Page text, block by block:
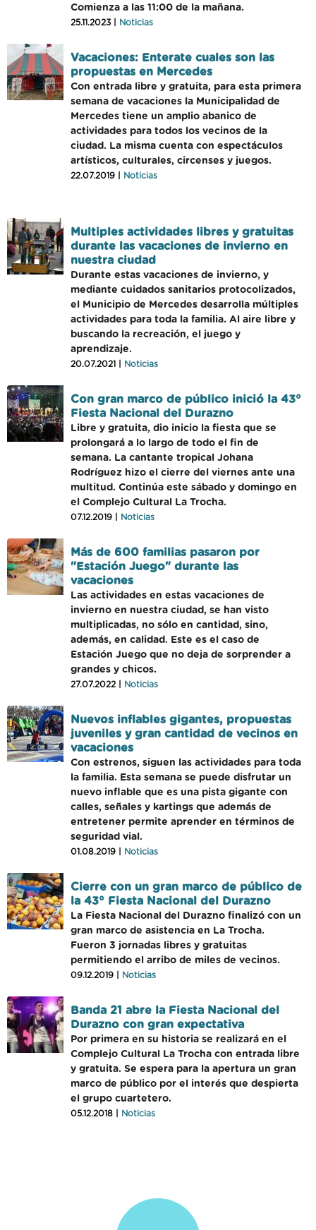
Comienza a las 11:00 de la mañana.
25.11.2023 | Noticias
Vacaciones: Enterate cuales son las
propuestas en Mercedes
Con entrada libre y gratuita, para esta primera
semana de vacaciones la Municipalidad de
Mercedes tiene un amplio abanico de
actividades para todos los vecinos de la
ciudad. La misma cuenta con espectáculos
artísticos, culturales, circenses y juegos.
22.07.2019 | Noticias
Multiples actividades libres y gratuitas
durante las vacaciones de invierno en
nuestra ciudad
Durante estas vacaciones de invierno, y
mediante cuidados sanitarios protocolizados,
el Municipio de Mercedes desarrolla múltiples
actividades para toda la familia. Al aire libre y
buscando la recreación, el juego y
aprendizaje.
20.07.2021 | Noticias
Con gran marco de público inició la 43°
Fiesta Nacional del Durazno
Libre y gratuita, dio inicio la fiesta que se
prolongará a lo largo de todo el fin de
semana. La cantante tropical Johana
Rodríguez hizo el cierre del viernes ante una
multitud. Continúa este sábado y domingo en
el Complejo Cultural La Trocha.
07.12.2019 | Noticias
Más de 600 familias pasaron por
"Estación Juego" durante las
vacaciones
Las actividades en estas vacaciones de
invierno en nuestra ciudad, se han visto
multiplicadas, no sólo en cantidad, sino,
además, en calidad. Este es el caso de
Estación Juego que no deja de sorprender a
grandes y chicos.
27.07.2022 | Noticias
Nuevos inflables gigantes, propuestas
juveniles y gran cantidad de vecinos en
vacaciones
Con estrenos, siguen las actividades para toda
la familia. Esta semana se puede disfrutar un
nuevo inflable que es una pista gigante con
calles, señales y kartings que además de
entretener permite aprender en términos de
seguridad vial.
01.08.2019 | Noticias
Cierre con un gran marco de público de
la 43° Fiesta Nacional del Durazno
La Fiesta Nacional del Durazno finalizó con un
gran marco de asistencia en La Trocha.
Fueron 3 jornadas libres y gratuitas
permitiendo el arribo de miles de vecinos.
09.12.2019 | Noticias
Banda 21 abre la Fiesta Nacional del
Durazno con gran expectativa
Por primera en su historia se realizará en el
Complejo Cultural La Trocha con entrada libre
y gratuita. Se espera para la apertura un gran
marco de público por el interés que despierta
el grupo cuartetero.
05.12.2018 | Noticias